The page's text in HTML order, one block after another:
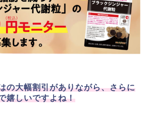
の大幅割引がありながら、さらに
嬉しいですよね！